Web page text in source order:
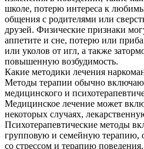
школе, потерю интереса к
общения с родителями или
друзей. Физические признаки
аппетите и сне, потерю или
или уколов от игл, а также
повышенную возбудимость.
Какие методики лечения
Методы терапии обычно
медицинского и
Медицинское лечение может
некоторых случаях,
Психотерапевтические методы
групповую и семейную терапию,
со стрессом и терапию поведения.